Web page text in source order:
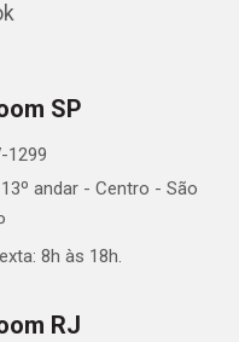
SP
1299
andar - Centro - São
8h às 18h.
RJ